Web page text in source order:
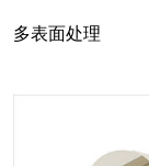
多表面处理